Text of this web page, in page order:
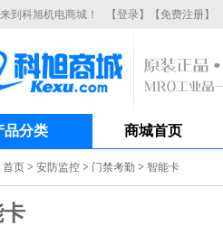
到科旭机电商城！ 【登录】 【免费注册】
品分类 商城首页
首页 > 安防监控 > 门禁考勤 > 智能卡